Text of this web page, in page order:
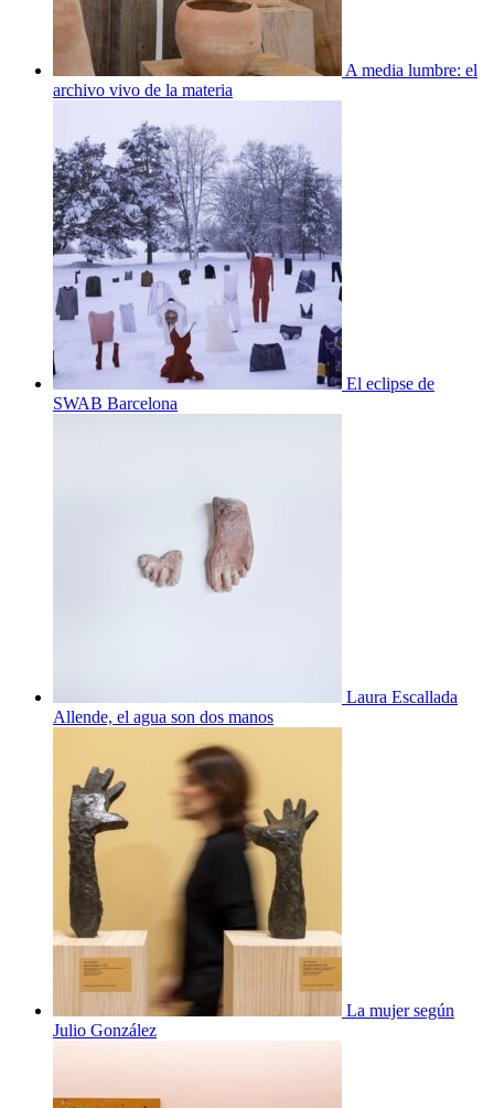
A media lumbre: el
archivo vivo de la materia
El eclipse de
SWAB Barcelona
Laura Escallada
Allende, el agua son dos manos
La mujer según
Julio González